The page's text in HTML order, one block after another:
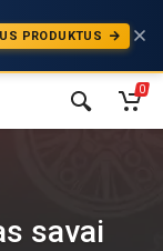
PRODUKTUS
0
savai